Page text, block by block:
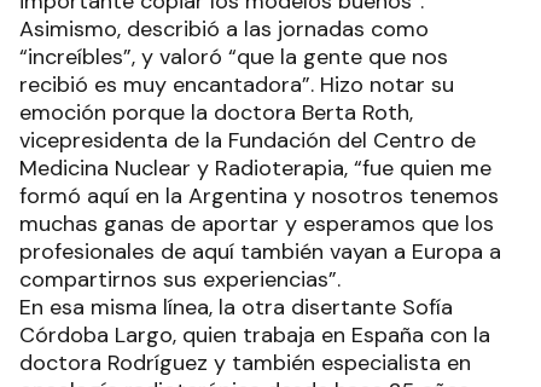
Asimismo, describió a las jornadas como
“increíbles”, y valoró “que la gente que nos
recibió es muy encantadora”. Hizo notar su
emoción porque la doctora Berta Roth,
vicepresidenta de la Fundación del Centro de
Medicina Nuclear y Radioterapia, “fue quien me
formó aquí en la Argentina y nosotros tenemos
muchas ganas de aportar y esperamos que los
profesionales de aquí también vayan a Europa a
compartirnos sus experiencias”.
En esa misma línea, la otra disertante Sofía
Córdoba Largo, quien trabaja en España con la
doctora Rodríguez y también especialista en